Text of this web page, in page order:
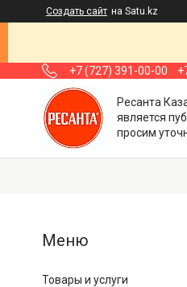
Создать сайт на Satu.kz
+7 (727) 391-00-00
Ресанта
является
просим
Товары и услуги